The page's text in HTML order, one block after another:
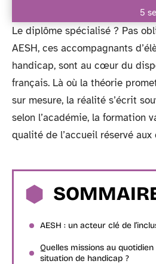
5
Le diplôme spécialisé ? Pas
AESH, ces accompagnants
handicap, sont au cœur du
français. Là où la théorie
sur mesure, la réalité s’écrit
selon l’académie, la formation
qualité de l’accueil réservé aux
AESH : un acteur clé de
Quelles missions au
situation de handicap ?